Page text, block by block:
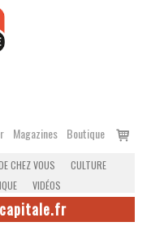
Magazines Boutique
Voir
CHEZ VOUS
CULTURE
VIDÉOS